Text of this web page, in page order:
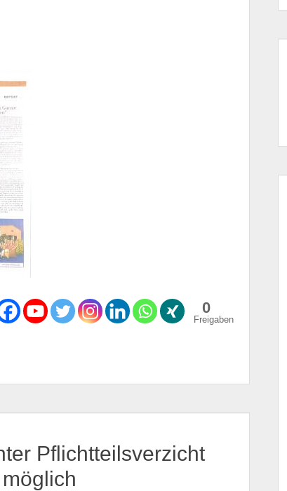
0
Freigaben
Pflichtteilsverzicht